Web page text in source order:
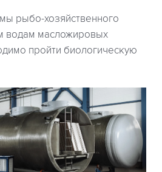
рыбо-хозяйственного
водам масложировых
пройти биологическую